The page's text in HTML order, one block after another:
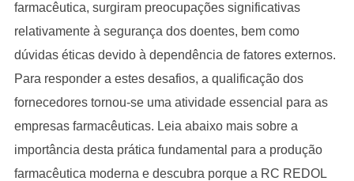
farmacêutica, surgiram preocupações significativas
relativamente à segurança dos doentes, bem como
dúvidas éticas devido à dependência de fatores externos.
Para responder a estes desafios, a qualificação dos
fornecedores tornou-se uma atividade essencial para as
empresas farmacêuticas. Leia abaixo mais sobre a
importância desta prática fundamental para a produção
farmacêutica moderna e descubra porque a RC REDOL